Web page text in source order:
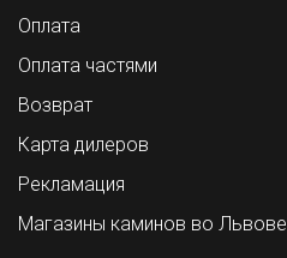
Оплата
Оплата частями
Возврат
Карта дилеров
Рекламация
Магазины каминов во Львове